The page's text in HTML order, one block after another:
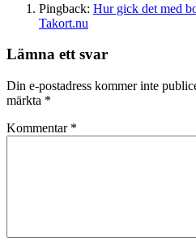
Pingback: Hur gick det med
Takort.nu
Lämna ett svar
Din e-postadress kommer inte
märkta *
Kommentar *